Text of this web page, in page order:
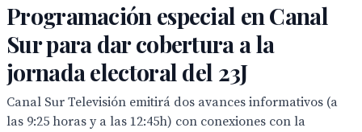
Programación especial en Canal
Sur para dar cobertura a la
jornada electoral del 23J
Canal Sur Televisión emitirá dos avances informativos (a
las 9:25 horas y a las 12:45h) con conexiones con la